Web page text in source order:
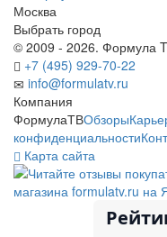
Москва
Выбрать город
© 2009 - 2026. Формула
+7 (495) 929-70-22
info@formulatv.ru
Компания
ФормулаТВОбзоры
конфиденциальности
Карта сайта